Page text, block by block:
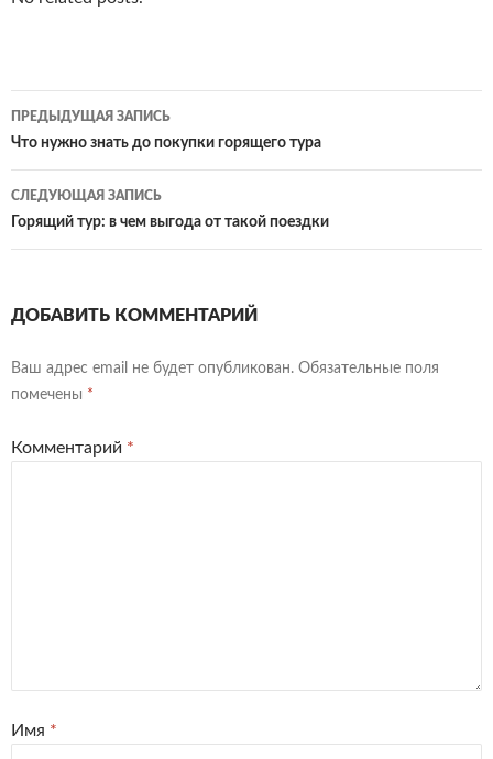
Навигация
по
записям
ПРЕДЫДУЩАЯ ЗАПИСЬ
Что нужно знать до покупки горящего тура
СЛЕДУЮЩАЯ ЗАПИСЬ
Горящий тур: в чем выгода от такой поездки
ДОБАВИТЬ КОММЕНТАРИЙ
Ваш адрес email не будет опубликован. Обязательные поля
помечены *
Комментарий *
Имя *